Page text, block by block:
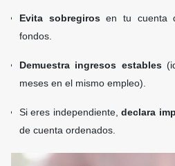
Evita sobregirosen tu cuenta
fondos.
Demuestra ingresos estables
meses en el mismo empleo).
Si eres independiente,declara
de cuenta ordenados.